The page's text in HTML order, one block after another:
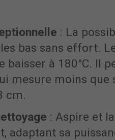
: La
bas sans effort.
baisser à 180°C. Il
mesure moins que
cm.
: Aspire et
adaptant sa